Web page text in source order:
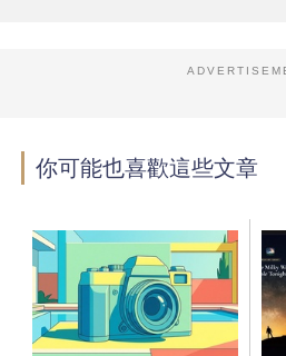
你可能也喜歡這些文章